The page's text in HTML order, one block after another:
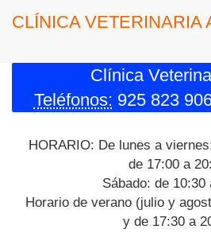
CLÍNICA VETERINARIA
Clínica
Teléfonos: 925 823
HORARIO: De lunes a
de 17:00 a
Sábado: de 10:30
Horario de verano (julio y
y de 17:30 a